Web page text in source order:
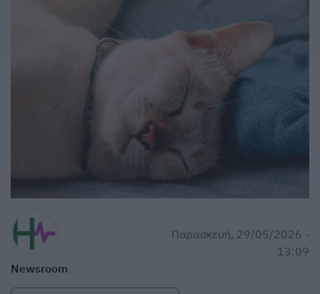
Newsroom
Παρασκευή, 29/05/2026 -
13:09